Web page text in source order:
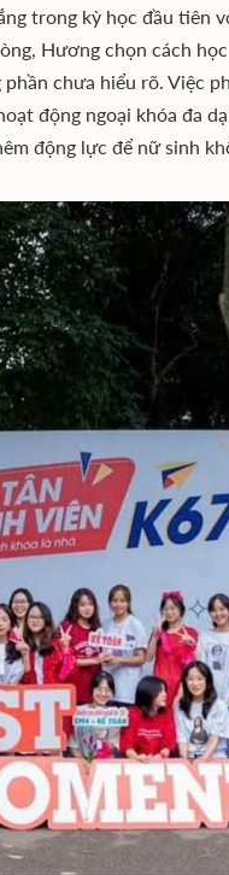
trong kỳ học đầu tiên
Hương chọn cách
chưa hiểu rõ. Việc
động ngoại khóa đa
động lực để nữ sinh